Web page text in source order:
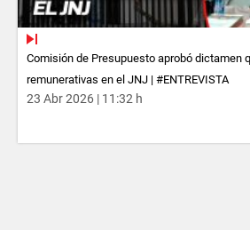
Comisión de Presupuesto aprobó dictamen
remunerativas en el JNJ | #ENTREVISTA
23 Abr 2026 | 11:32 h